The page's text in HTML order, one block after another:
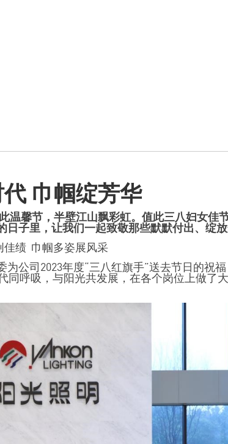
巾帼绽芳华
馨节，半壁江山飘彩虹。值此三八妇女佳
日子里，让我们一起致敬那些默默付出、绽放
佳绩 巾帼多姿展风采
为公司2023年度“三八红旗手”送去节日的祝
同呼吸，与阳光共发展，在各个岗位上做了